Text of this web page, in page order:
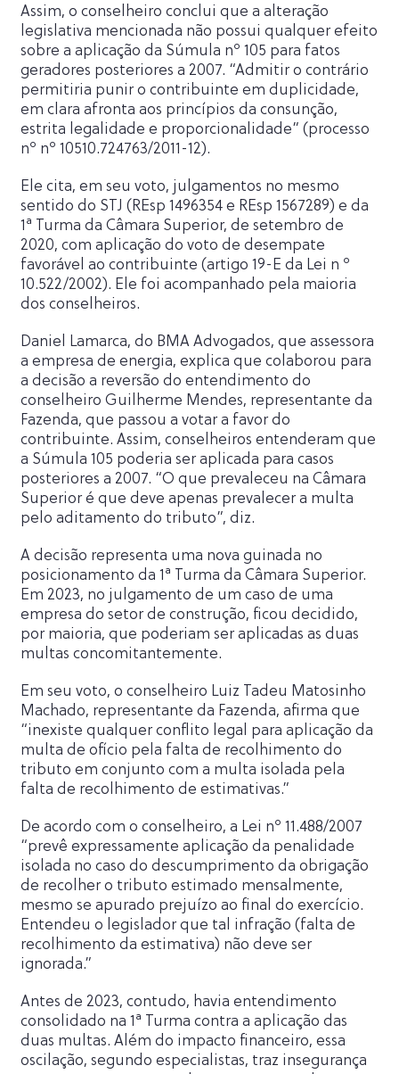
Assim, o conselheiro conclui que a alteração
legislativa mencionada não possui qualquer efeito
sobre a aplicação da Súmula nº 105 para fatos
geradores posteriores a 2007. “Admitir o contrário
permitiria punir o contribuinte em duplicidade,
em clara afronta aos princípios da consunção,
estrita legalidade e proporcionalidade” (processo
nº nº 10510.724763/2011-12).
Ele cita, em seu voto, julgamentos no mesmo
sentido do STJ (REsp 1496354 e REsp 1567289) e da
1ª Turma da Câmara Superior, de setembro de
2020, com aplicação do voto de desempate
favorável ao contribuinte (artigo 19-E da Lei n º
10.522/2002). Ele foi acompanhado pela maioria
dos conselheiros.
Daniel Lamarca, do BMA Advogados, que assessora
a empresa de energia, explica que colaborou para
a decisão a reversão do entendimento do
conselheiro Guilherme Mendes, representante da
Fazenda, que passou a votar a favor do
contribuinte. Assim, conselheiros entenderam que
a Súmula 105 poderia ser aplicada para casos
posteriores a 2007. “O que prevaleceu na Câmara
Superior é que deve apenas prevalecer a multa
pelo aditamento do tributo”, diz.
A decisão representa uma nova guinada no
posicionamento da 1ª Turma da Câmara Superior.
Em 2023, no julgamento de um caso de uma
empresa do setor de construção, ficou decidido,
por maioria, que poderiam ser aplicadas as duas
multas concomitantemente.
Em seu voto, o conselheiro Luiz Tadeu Matosinho
Machado, representante da Fazenda, afirma que
“inexiste qualquer conflito legal para aplicação da
multa de ofício pela falta de recolhimento do
tributo em conjunto com a multa isolada pela
falta de recolhimento de estimativas.”
De acordo com o conselheiro, a Lei nº 11.488/2007
“prevê expressamente aplicação da penalidade
isolada no caso do descumprimento da obrigação
de recolher o tributo estimado mensalmente,
mesmo se apurado prejuízo ao final do exercício.
Entendeu o legislador que tal infração (falta de
recolhimento da estimativa) não deve ser
ignorada.”
Antes de 2023, contudo, havia entendimento
consolidado na 1ª Turma contra a aplicação das
duas multas. Além do impacto financeiro, essa
oscilação, segundo especialistas, traz insegurança